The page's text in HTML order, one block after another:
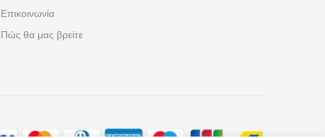
Επικοινωνία
Πώς θα μας βρείτε